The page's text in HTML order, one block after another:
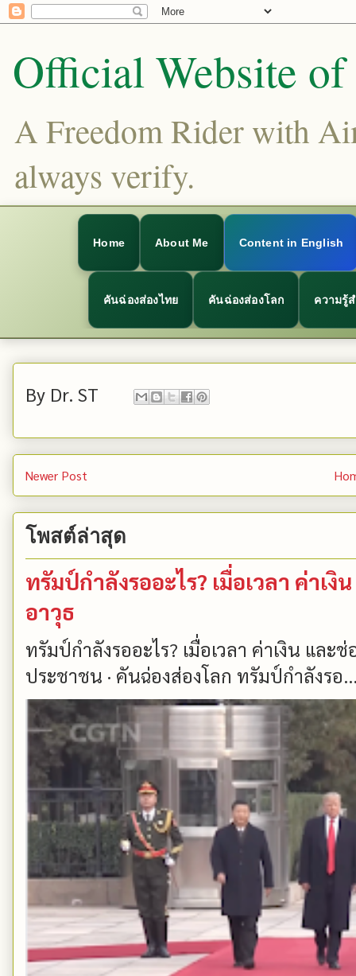
Official Website
A Freedom Rider with
always verify.
Home About Me Content in English
คันฉ่องส่องไทย คันฉ่องส่องโลก ความรู้
By Dr. ST
Newer Post
โพสต์ล่าสุด
ทรัมป์กำลังรออะไร? เมื่อเวลา ค่าเ
อาวุธ
ทรัมป์กำลังรออะไร? เมื่อเวลา ค่าเงิน แล
ประชาชน · คันฉ่องส่องโลก ทรัมป์กำลังรอ